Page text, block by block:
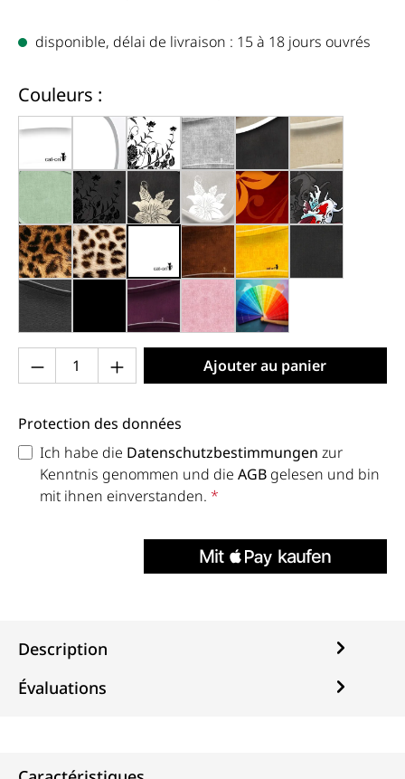
disponible, délai de livraison : 15 à 18 jours ouvrés
Couleurs :
blanc avec bords (000)
blanc, bords gris (000d)
blanc, fleurs noires (000c)
gris (001)
vert menthe hemlock (006h)
noir, fleurs noires (013b)
noir, fleurs argentées (015)
gris, fleurs blanches (019)
élégance (030)noir, koi (035)
léo (051)guépard (052)blanc brillant (000x)
marron antique (002b)
jaune foncé (004e)
anthracite (013h)
noir mat (013x)
violet (070)rose clair (205)
couleur
Produkt Anzahl: Gib den gewünschten
Ajouter au panier
Protection des données
Ich habe die Datenschutzbestimmungen zur
Kenntnis genommen und die AGB gelesen und bin
mit ihnen einverstanden. *
Description
Évaluations